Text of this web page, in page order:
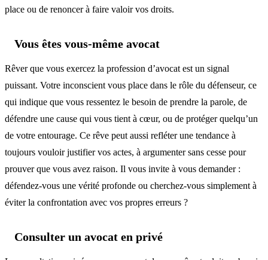
place ou de renoncer à faire valoir vos droits.
Vous êtes vous-même avocat
Rêver que vous exercez la profession d’avocat est un signal
puissant. Votre inconscient vous place dans le rôle du défenseur, ce
qui indique que vous ressentez le besoin de prendre la parole, de
défendre une cause qui vous tient à cœur, ou de protéger quelqu’un
de votre entourage. Ce rêve peut aussi refléter une tendance à
toujours vouloir justifier vos actes, à argumenter sans cesse pour
prouver que vous avez raison. Il vous invite à vous demander :
défendez-vous une vérité profonde ou cherchez-vous simplement à
éviter la confrontation avec vos propres erreurs ?
Consulter un avocat en privé